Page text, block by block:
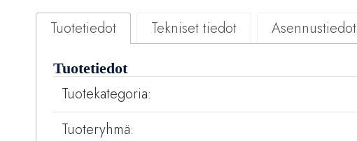
Tuotetiedot Tekniset tiedot Asennustiedot
Tuotetiedot
Tuotekategoria:
Tuoteryhmä: